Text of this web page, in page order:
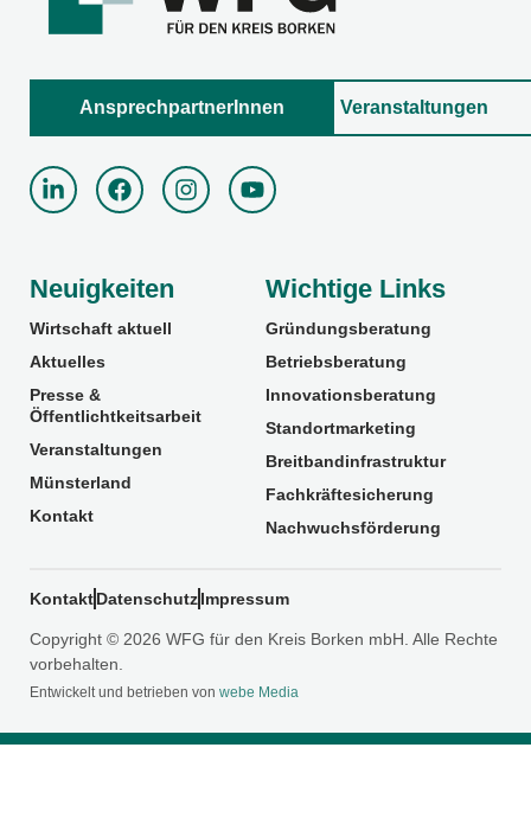
AnsprechpartnerInnen Veranstaltungen
Neuigkeiten
Wirtschaft aktuell
Aktuelles
Presse &
Öffentlichtkeitsarbeit
Veranstaltungen
Münsterland
Kontakt
Wichtige Links
Gründungsberatung
Betriebsberatung
Innovationsberatung
Standortmarketing
Breitbandinfrastruktur
Fachkräftesicherung
Nachwuchsförderung
Copyright © 2026 WFG für den Kreis Borken mbH. Alle Rechte
vorbehalten.
Entwickelt und betrieben von webe Media
KontaktDatenschutzImpressum